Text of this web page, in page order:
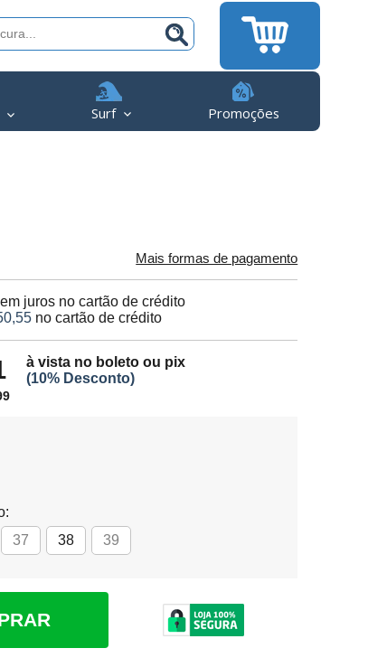
Surf Promoções
Mais formas de pagamento
juros no cartão de crédito
no cartão de crédito
à vista no boleto ou pix
(10% Desconto)
37 38 39